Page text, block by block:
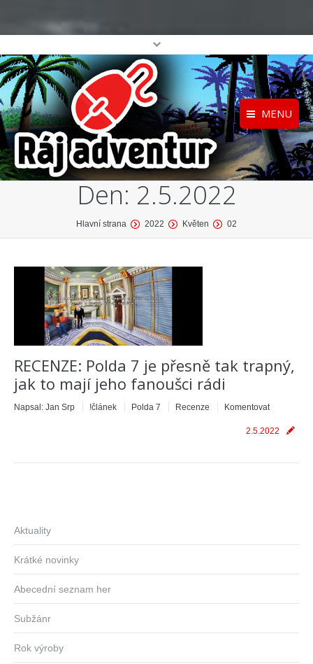
MENU
Registrace
Přihlášení
Home
O projektu
Katalog her
Den: 2.5.2022
Hlavní strana 2022 Květen 02
RECENZE: Polda 7 je přesně tak trapný,
jak to mají jeho fanoušci rádi
Napsal: Jan Srp !článek Polda 7 Recenze Komentovat
2.5.2022
Aktuality
Krátké novinky
Abecední seznam her
Subžánr
Rok výroby